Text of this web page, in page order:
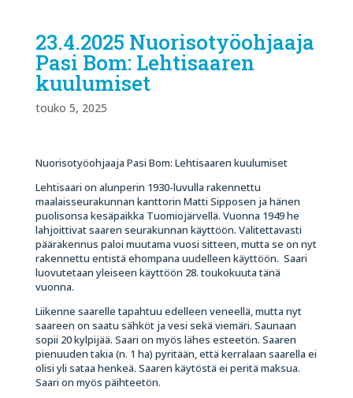
23.4.2025 Nuorisotyöohjaaja
Pasi Bom: Lehtisaaren
kuulumiset
touko 5, 2025
Nuorisotyöohjaaja Pasi Bom: Lehtisaaren kuulumiset
Lehtisaari on alunperin 1930-luvulla rakennettu
maalaisseurakunnan kanttorin Matti Sipposen ja hänen
puolisonsa kesäpaikka Tuomiojärvellä. Vuonna 1949 he
lahjoittivat saaren seurakunnan käyttöön. Valitettavasti
päärakennus paloi muutama vuosi sitteen, mutta se on nyt
rakennettu entistä ehompana uudelleen käyttöön. Saari
luovutetaan yleiseen käyttöön 28. toukokuuta tänä
vuonna.
Liikenne saarelle tapahtuu edelleen veneellä, mutta nyt
saareen on saatu sähköt ja vesi sekä viemäri. Saunaan
sopii 20 kylpijää. Saari on myös lähes esteetön. Saaren
pienuuden takia (n. 1 ha) pyritään, että kerralaan saarella ei
olisi yli sataa henkeä. Saaren käytöstä ei peritä maksua.
Saari on myös päihteetön.